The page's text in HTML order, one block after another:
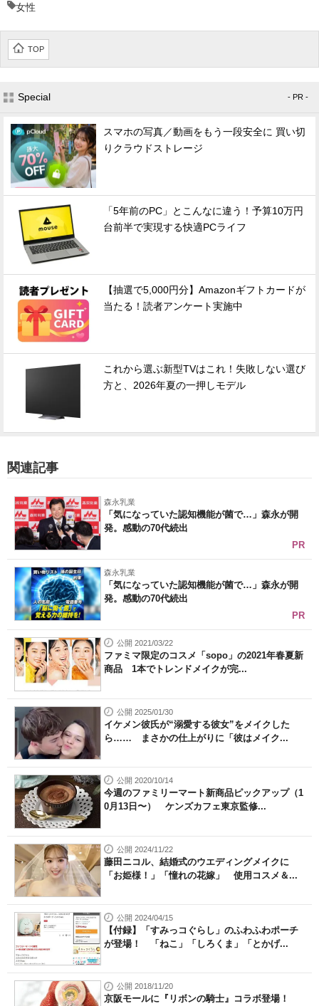
女性
TOP
Special - PR -
スマホの写真／動画をもう一段安全に 買い切
りクラウドストレージ
「5年前のPC」とこんなに違う！予算10万円
台前半で実現する快適PCライフ
【抽選で5,000円分】Amazonギフトカードが
当たる！読者アンケート実施中
これから選ぶ新型TVはこれ！失敗しない選び
方と、2026年夏の一押しモデル
関連記事
森永乳業
「気になっていた認知機能が菌で…」森永が開
発。感動の70代続出
PR
森永乳業
「気になっていた認知機能が菌で…」森永が開
発。感動の70代続出
PR
公開 2021/03/22
ファミマ限定のコスメ「sopo」の2021年春夏新
商品 1本でトレンドメイクが完...
公開 2025/01/30
イケメン彼氏が“溺愛する彼女”をメイクした
ら…… まさかの仕上がりに「彼はメイク...
公開 2020/10/14
今週のファミリーマート新商品ピックアップ（1
0月13日〜） ケンズカフェ東京監修...
公開 2024/11/22
藤田ニコル、結婚式のウエディングメイクに
「お姫様！」「憧れの花嫁」 使用コスメ＆...
公開 2024/04/15
【付録】「すみっコぐらし」のふわふわポーチ
が登場！ 「ねこ」「しろくま」「とかげ...
公開 2018/11/20
京阪モールに『リボンの騎士』コラボ登場！